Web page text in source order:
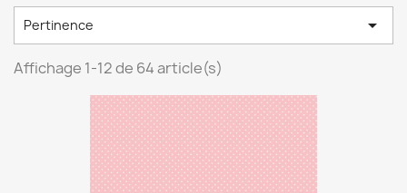
Pertinence 
Affichage 1-12 de 64 article(s)